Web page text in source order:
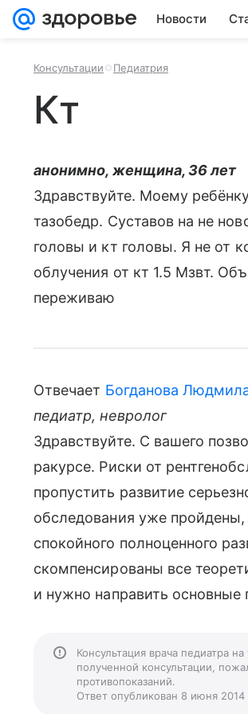
Новости
Консультации Педиатрия
Кт
анонимно, женщина, 36 лет
Здравствуйте. Моему
тазобедр. Суставов на не
головы и кт головы. Я не от
облучения от кт 1.5 Мзвт.
переживаю
Отвечает Богданова
педиатр, невролог
Здравствуйте. С вашего
ракурсе. Риски от
пропустить развитие
обследования уже пройдены,
спокойного полноценного
скомпенсированы все
и нужно направить основные
Консультация врача педиатра
полученной консультации,
противопоказаний.
Ответ опубликован 8 июня 2014